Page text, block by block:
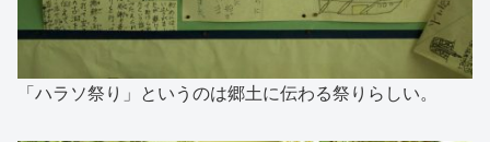
「ハラソ祭り」というのは郷土に伝わる祭りらしい。